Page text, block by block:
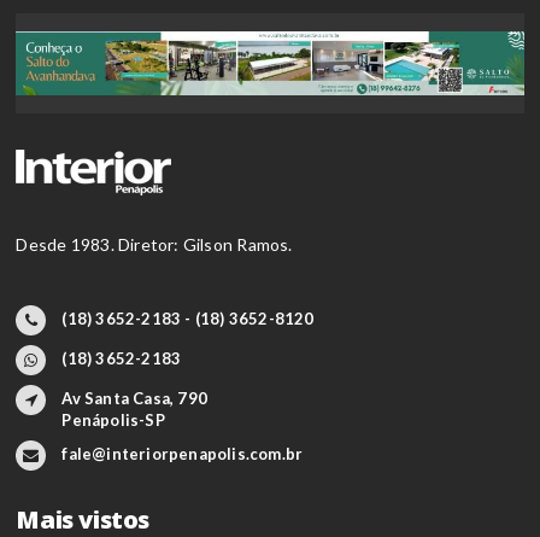
Desde 1983. Diretor: Gilson Ramos.
(18) 3652-2183 - (18) 3652-8120
(18) 3652-2183
Av Santa Casa, 790
Penápolis-SP
fale@interiorpenapolis.com.br
Mais vistos